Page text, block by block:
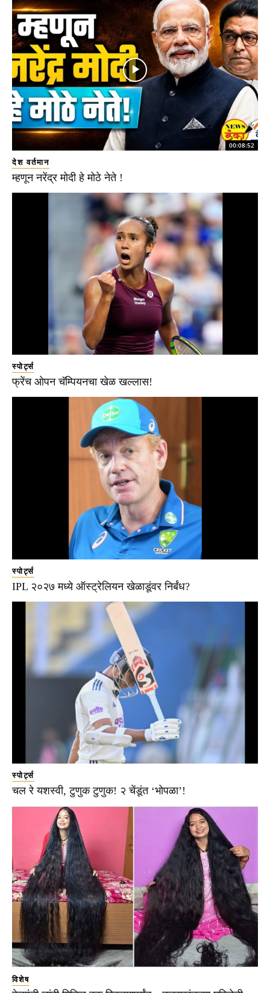
00:08:52
देश वर्तमान
म्हणून नरेंद्र मोदी हे मोठे नेते !
स्पोर्ट्स
फ्रेंच ओपन चॅम्पियनचा खेळ खल्लास!
स्पोर्ट्स
IPL २०२७ मध्ये ऑस्ट्रेलियन खेळाडूंवर निर्बंध?
स्पोर्ट्स
चल रे यशस्वी, टुणुक टुणुक! २ चेंडूंत ‘भोपळा’!
विशेष